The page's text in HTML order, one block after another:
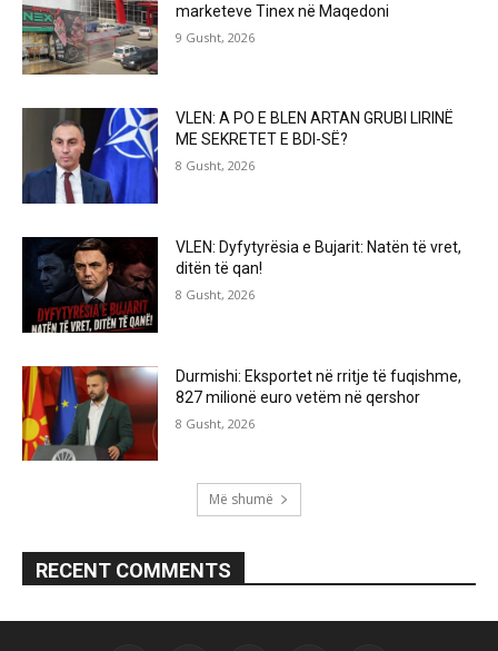
marketeve Tinex në Maqedoni
9 Gusht, 2026
VLEN: A PO E BLEN ARTAN GRUBI LIRINË
ME SEKRETET E BDI-SË?
8 Gusht, 2026
VLEN: Dyfytyrësia e Bujarit: Natën të vret,
ditën të qan!
8 Gusht, 2026
Durmishi: Eksportet në rritje të fuqishme,
827 milionë euro vetëm në qershor
8 Gusht, 2026
Më shumë
RECENT COMMENTS